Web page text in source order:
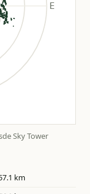
Sky Tower
km